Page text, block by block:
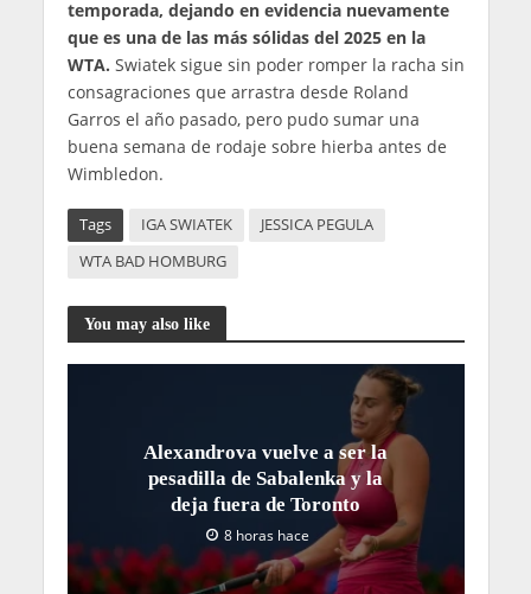
temporada, dejando en evidencia nuevamente
que es una de las más sólidas del 2025 en la
WTA. Swiatek sigue sin poder romper la racha sin
consagraciones que arrastra desde Roland
Garros el año pasado, pero pudo sumar una
buena semana de rodaje sobre hierba antes de
Wimbledon.
Tags IGA SWIATEK
JESSICA PEGULA
WTA BAD HOMBURG
You may also like
Alexandrova vuelve a ser la
pesadilla de Sabalenka y la
deja fuera de Toronto
8 horas hace